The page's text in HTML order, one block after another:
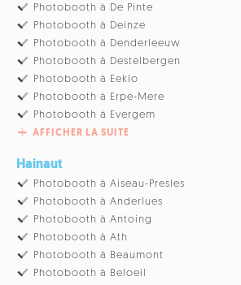
Photobooth à De Pinte
Photobooth à Deinze
Photobooth à Denderleeuw
Photobooth à Destelbergen
Photobooth à Eeklo
Photobooth à Erpe-Mere
Photobooth à Evergem
AFFICHER LA SUITE
Hainaut
Photobooth à Aiseau-Presles
Photobooth à Anderlues
Photobooth à Antoing
Photobooth à Ath
Photobooth à Beaumont
Photobooth à Beloeil